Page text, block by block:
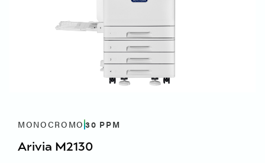
MONOCROMO30 PPM
Arivia M2130